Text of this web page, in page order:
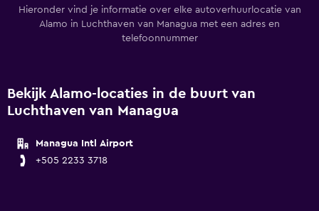
Hieronder vind je informatie over elke autoverhuurlocatie van
Alamo in Luchthaven van Managua met een adres en
telefoonnummer
Bekijk Alamo-locaties in de buurt van
Luchthaven van Managua
Managua Intl Airport
+505 2233 3718